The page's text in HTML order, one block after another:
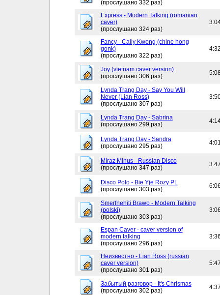
(прослушано 332 раз)
Express - Modern Talking (romanian
caver)
(прослушано 324 раз)
Fancy - Cally Kwong (chine hong
gonk)
(прослушано 322 раз)
Joy (vietnam caver version)
(прослушано 306 раз)
Lynda Trang Day - Say You Will
Never (Lian Ross)
(прослушано 307 раз)
Lynda Trang Day - Sabrina
(прослушано 299 раз)
Lynda Trang Day - Sandra
(прослушано 295 раз)
Miraz Minus - Russian Disco
(прослушано 347 раз)
Disco Polo - Bie Yje Rozy PL
(прослушано 303 раз)
Smerfnehiti Brawo - Modern Talking
(polski)
(прослушано 303 раз)
Espan Caver - caver version of
modern talking
(прослушано 296 раз)
Неизвестно - Lian Ross (russian
caver version)
(прослушано 301 раз)
Забытый разговор - It's Chrismas
(прослушано 302 раз)